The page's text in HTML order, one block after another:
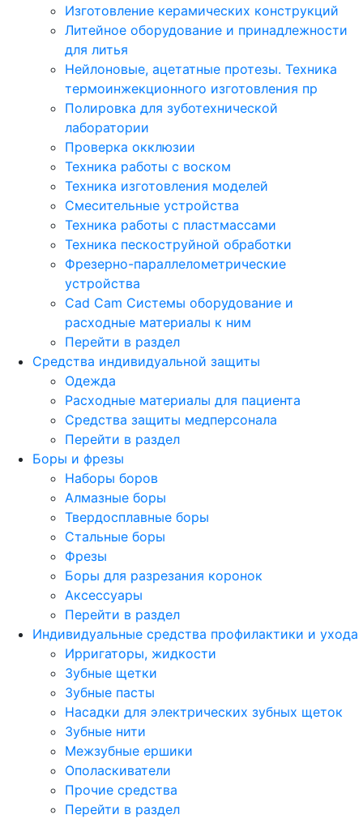
Изготовление керамических конструкций
Литейное оборудование и принадлежности
для литья
Нейлоновые, ацетатные протезы. Техника
термоинжекционного изготовления пр
Полировка для зуботехнической
лаборатории
Проверка окклюзии
Техника работы с воском
Техника изготовления моделей
Смесительные устройства
Техника работы с пластмассами
Техника пескоструйной обработки
Фрезерно-параллелометрические
устройства
Cad Cam Системы оборудование и
расходные материалы к ним
Перейти в раздел
Средства индивидуальной защиты
Одежда
Расходные материалы для пациента
Средства защиты медперсонала
Перейти в раздел
Боры и фрезы
Наборы боров
Алмазные боры
Твердосплавные боры
Стальные боры
Фрезы
Боры для разрезания коронок
Аксессуары
Перейти в раздел
Индивидуальные средства профилактики и ухода
Ирригаторы, жидкости
Зубные щетки
Зубные пасты
Насадки для электрических зубных щеток
Зубные нити
Межзубные ершики
Ополаскиватели
Прочие средства
Перейти в раздел